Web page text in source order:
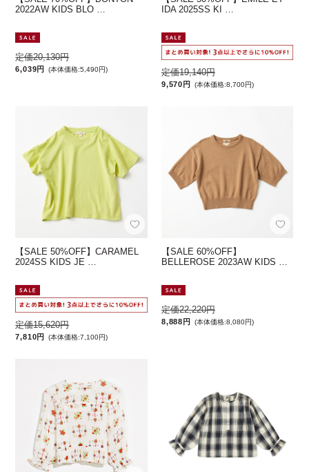
2022AW KIDS BLO …
定価20,130円
6,039円 (本体価格:5,490円)
IDA 2025SS KI …
定価19,140円
9,570円 (本体価格:8,700円)
【SALE 50%OFF】CARAMEL
2024SS KIDS JE …
定価15,620円
7,810円 (本体価格:7,100円)
【SALE 60%OFF】
BELLEROSE 2023AW KIDS …
定価22,220円
8,888円 (本体価格:8,080円)